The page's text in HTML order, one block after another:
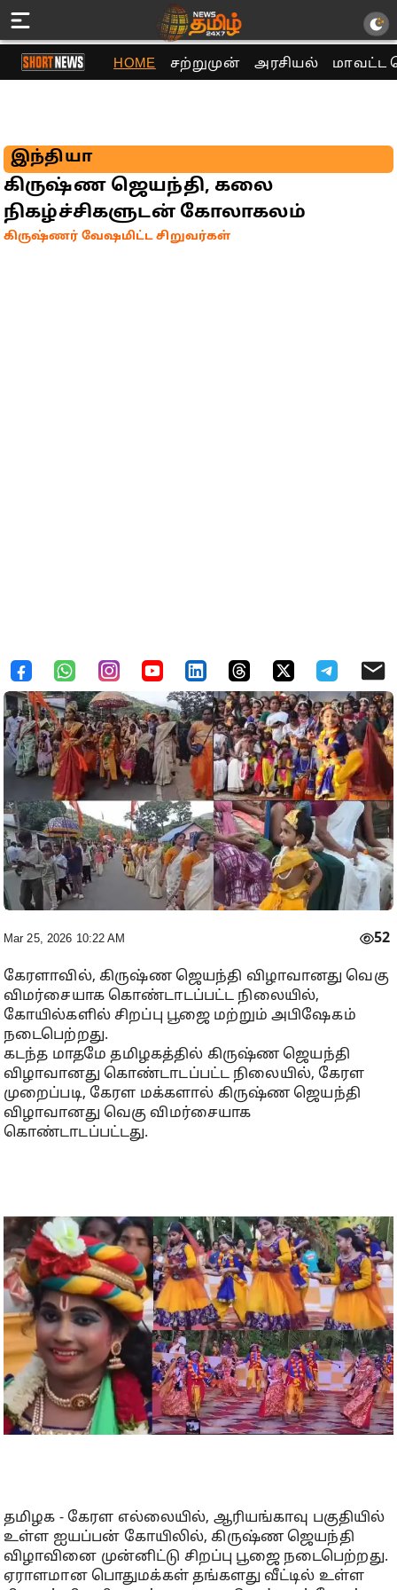
HOME சற்றுமுன் அரசியல் மாவட்ட
இந்தியா
கிருஷ்ண ஜெயந்தி, கலை
நிகழ்ச்சிகளுடன் கோலாகலம்
கிருஷ்ணர் வேஷமிட்ட சிறுவர்கள்
Mar 25, 2026 10:22 AM 52
கேரளாவில், கிருஷ்ண ஜெயந்தி விழாவானது வெகு
விமர்சையாக கொண்டாடப்பட்ட நிலையில்,
கோயில்களில் சிறப்பு பூஜை மற்றும் அபிஷேகம்
நடைபெற்றது.
கடந்த மாதமே தமிழகத்தில் கிருஷ்ண ஜெயந்தி
விழாவானது கொண்டாடப்பட்ட நிலையில், கேரள
முறைப்படி, கேரள மக்களால் கிருஷ்ண ஜெயந்தி
விழாவானது வெகு விமர்சையாக
கொண்டாடப்பட்டது.
தமிழக - கேரள எல்லையில், ஆரியங்காவு பகுதியில்
உள்ள ஐயப்பன் கோயிலில், கிருஷ்ண ஜெயந்தி
விழாவினை முன்னிட்டு சிறப்பு பூஜை நடைபெற்றது.
ஏராளமான பொதுமக்கள் தங்களது வீட்டில் உள்ள